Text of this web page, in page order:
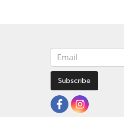
Subscribe